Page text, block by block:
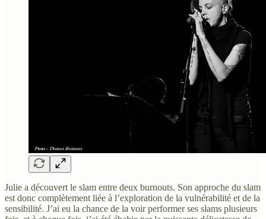
Julie a découvert le slam entre deux burnouts. Son approche du slam
est donc complètement liée à l’exploration de la vulnérabilité et de la
sensibilité. J’ai eu la chance de la voir performer ses slams plusieurs